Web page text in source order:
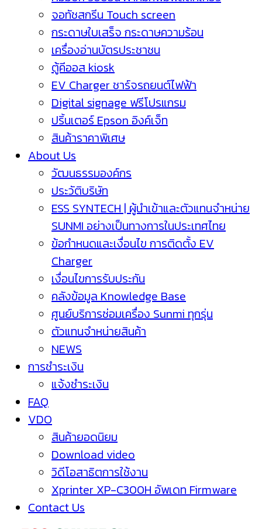
จอทัชสกรีน Touch screen
กระดาษใบเสร็จ กระดาษความร้อน
เครื่องอ่านบัตรประชาชน
ตู้คีออส kiosk
EV Charger ชาร์จรถยนต์ไฟฟ้า
Digital signage ฟรีโปรแกรม
ปริ้นเตอร์ Epson อิงค์เจ็ท
สินค้าราคาพิเศษ
About Us
วัฒนธรรมองค์กร
ประวัติบริษัท
ESS SYNTECH | ผู้นำเข้าและตัวแทนจำหน่าย
SUNMI อย่างเป็นทางการในประเทศไทย
ข้อกำหนดและเงื่อนไข การติดตั้ง EV
Charger
เงื่อนไขการรับประกัน
คลังข้อมูล Knowledge Base
ศูนย์บริการซ่อมเครื่อง Sunmi ทุกรุ่น
ตัวแทนจำหน่ายสินค้า
NEWS
การชำระเงิน
แจ้งชำระเงิน
FAQ
VDO
สินค้ายอดนิยม
Download video
วิดีโอสาธิตการใช้งาน
Xprinter XP-C300H อัพเดท Firmware
Contact Us